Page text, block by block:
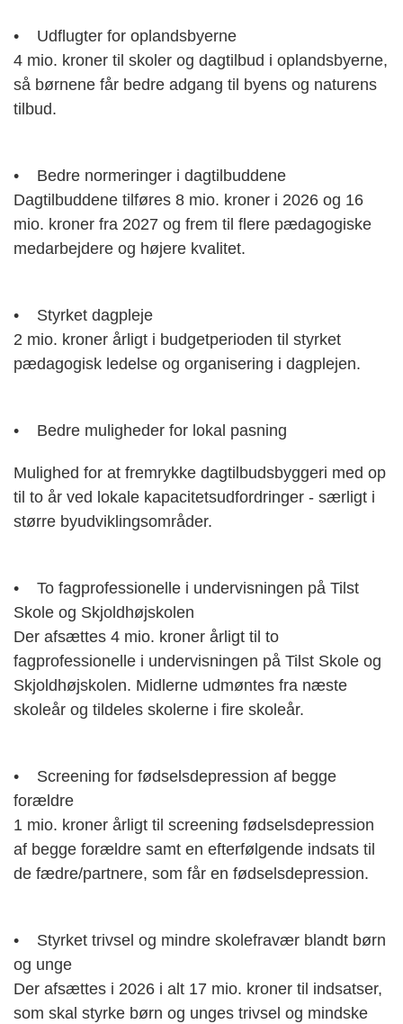
• Udflugter for oplandsbyerne
4 mio. kroner til skoler og dagtilbud i oplandsbyerne,
så børnene får bedre adgang til byens og naturens
tilbud.
• Bedre normeringer i dagtilbuddene
Dagtilbuddene tilføres 8 mio. kroner i 2026 og 16
mio. kroner fra 2027 og frem til flere pædagogiske
medarbejdere og højere kvalitet.
• Styrket dagpleje
2 mio. kroner årligt i budgetperioden til styrket
pædagogisk ledelse og organisering i dagplejen.
• Bedre muligheder for lokal pasning
Mulighed for at fremrykke dagtilbudsbyggeri med op
til to år ved lokale kapacitetsudfordringer - særligt i
større byudviklingsområder.
• To fagprofessionelle i undervisningen på Tilst
Skole og Skjoldhøjskolen
Der afsættes 4 mio. kroner årligt til to
fagprofessionelle i undervisningen på Tilst Skole og
Skjoldhøjskolen. Midlerne udmøntes fra næste
skoleår og tildeles skolerne i fire skoleår.
• Screening for fødselsdepression af begge
forældre
1 mio. kroner årligt til screening fødselsdepression
af begge forældre samt en efterfølgende indsats til
de fædre/partnere, som får en fødselsdepression.
• Styrket trivsel og mindre skolefravær blandt børn
og unge
Der afsættes i 2026 i alt 17 mio. kroner til indsatser,
som skal styrke børn og unges trivsel og mindske